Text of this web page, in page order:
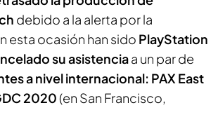
debido a la alerta por la
esta ocasión han sido PlayStation
su asistenciaa un par de
a nivel internacional: PAX East
2020(en San Francisco,